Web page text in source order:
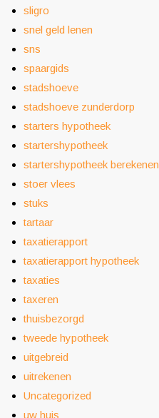
sligro
snel geld lenen
sns
spaargids
stadshoeve
stadshoeve zunderdorp
starters hypotheek
startershypotheek
startershypotheek berekenen
stoer vlees
stuks
tartaar
taxatierapport
taxatierapport hypotheek
taxaties
taxeren
thuisbezorgd
tweede hypotheek
uitgebreid
uitrekenen
Uncategorized
uw huis